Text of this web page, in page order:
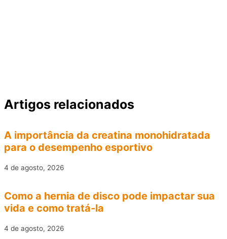
Artigos relacionados
A importância da creatina monohidratada
para o desempenho esportivo
4 de agosto, 2026
Como a hernia de disco pode impactar sua
vida e como tratá-la
4 de agosto, 2026